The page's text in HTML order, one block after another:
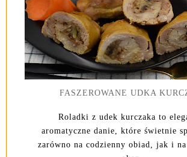
FASZEROWANE UDKA
Roladki z udek kurczaka to
aromatyczne danie, które świetnie
zarówno na codzienny obiad, jak i